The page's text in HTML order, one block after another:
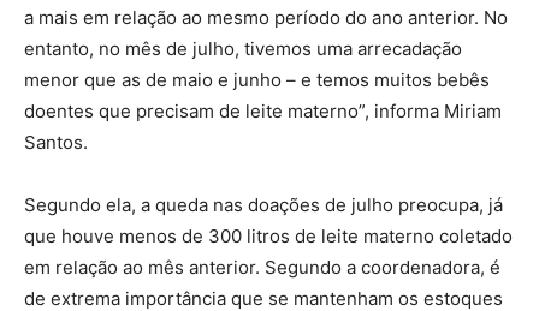
a mais em relação ao mesmo período do ano anterior. No
entanto, no mês de julho, tivemos uma arrecadação
menor que as de maio e junho – e temos muitos bebês
doentes que precisam de leite materno”, informa Miriam
Santos.
Segundo ela, a queda nas doações de julho preocupa, já
que houve menos de 300 litros de leite materno coletado
em relação ao mês anterior. Segundo a coordenadora, é
de extrema importância que se mantenham os estoques